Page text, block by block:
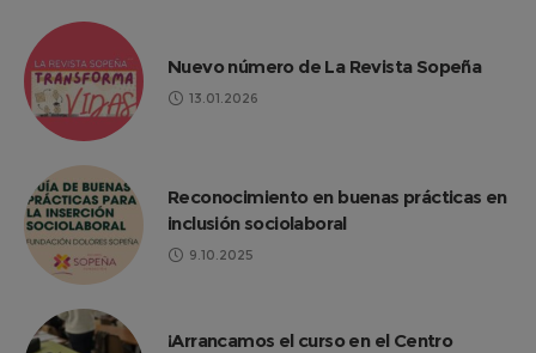
Nuevo número de La Revista Sopeña
13.01.2026
Reconocimiento en buenas prácticas en
inclusión sociolaboral
9.10.2025
¡Arrancamos el curso en el Centro